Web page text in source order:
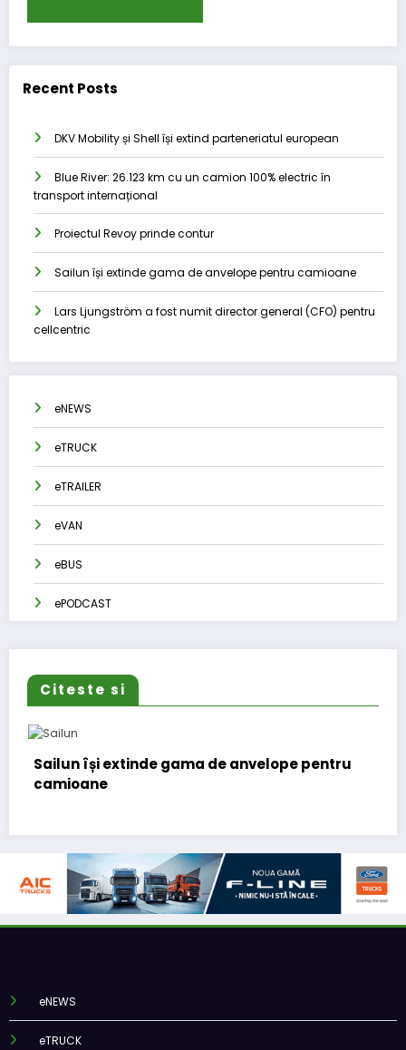
Recent Posts
DKV Mobility și Shell își extind parteneriatul european
Blue River: 26.123 km cu un camion 100% electric în
transport internațional
Proiectul Revoy prinde contur
Sailun își extinde gama de anvelope pentru camioane
Lars Ljungström a fost numit director general (CFO) pentru
cellcentric
eNEWS
eTRUCK
eTRAILER
eVAN
eBUS
ePODCAST
Citeste si
de anvelope pentru
Lars Ljungström a fost
eNEWS
eTRUCK